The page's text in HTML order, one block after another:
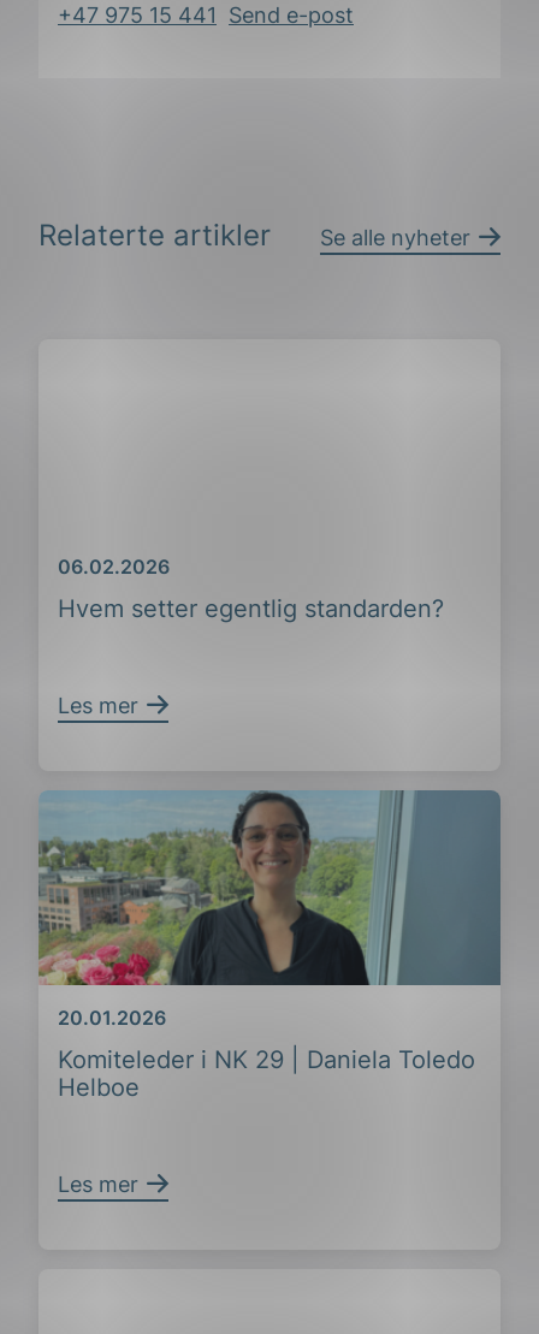
+47 975 15 441 Send e-post
Relaterte artikler Se alle nyheter
Hvem setter egentlig standarden?
Dato
06.02.2026
Les mer
Komiteleder i NK 29 | Daniela Toledo
Helboe
Dato
20.01.2026
Les mer